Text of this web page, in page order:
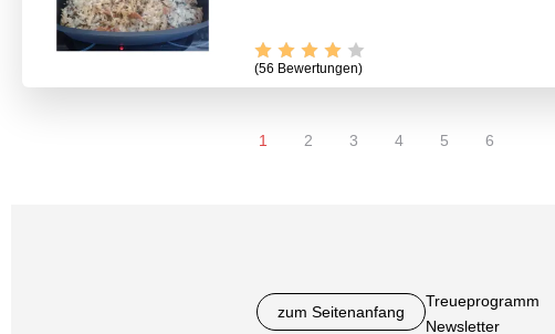
(56 Bewertungen)
1 2 3 4 5 6
zum Seitenanfang
Treueprogramm
Newsletter